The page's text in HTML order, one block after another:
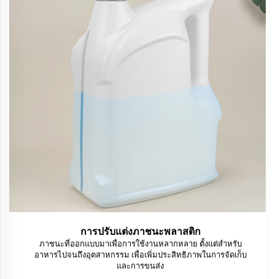
การปรับแต่งภาชนะพลาสติก
ภาชนะที่ออกแบบมาเพื่อการใช้งานหลากหลาย ตั้งแต่สำหรับ
อาหารไปจนถึงอุตสาหกรรม เพื่อเพิ่มประสิทธิภาพในการจัดเก็บ
และการขนส่ง